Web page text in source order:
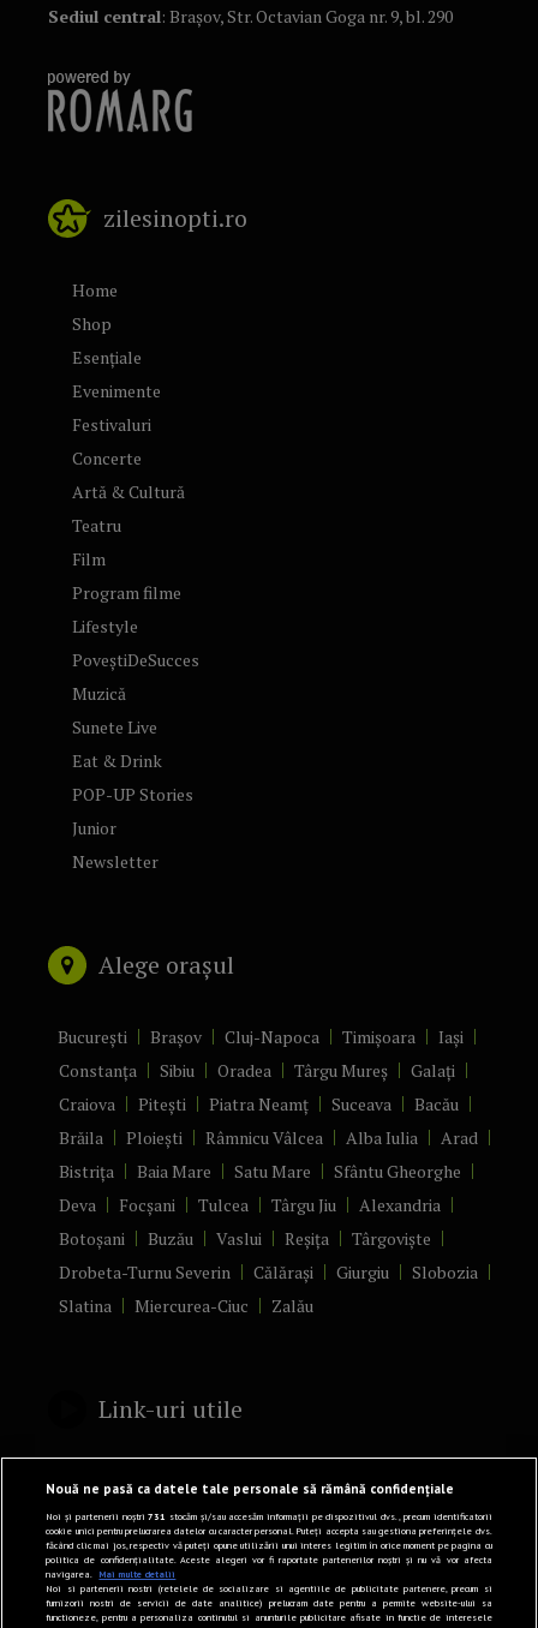
Sediul central: Brașov, Str. Octavian Goga nr. 9, bl. 290
zilesinopti.ro
Home
Shop
Esențiale
Evenimente
Festivaluri
Concerte
Artă & Cultură
Teatru
Film
Program filme
Lifestyle
PoveștiDeSucces
Muzică
Sunete Live
Eat & Drink
POP-UP Stories
Junior
Newsletter
Alege orașul
București Brașov Cluj-Napoca Timișoara
Iași
Constanța
Sibiu Oradea Târgu Mureș
Galați
Craiova
Pitești Piatra Neamț Suceava
Bacău
Brăila
Ploiești Râmnicu Vâlcea Alba Iulia
Arad
Bistrița
Baia Mare Satu Mare
Sfântu Gheorghe
Deva
Focșani Tulcea Târgu Jiu
Alexandria
Botoșani
Buzău Vaslui Reșița
Târgoviște
Drobeta-Turnu Severin
Călărași Giurgiu
Slobozia
Slatina
Miercurea-Ciuc Zalău
Link-uri utile
Politică de confidențialitate
Termeni și Condiții
Mediakit Zile si Nopti
Contact
Nouă ne pasă ca datele tale personale să rămână confidențiale
Noi și partenerii noștri731 stocăm și/sau accesăm informații pe dispozitivul dvs., precum identificatorii
cookie unici pentru prelucrarea datelor cu caracter personal. Puteți accepta sau gestiona preferințele dvs.
făcând clic mai jos, respectiv vă puteți opune utilizării unui interes legitim în orice moment pe pagina cu
politica de confidențialitate. Aceste alegeri vor fi raportate partenerilor noștri și nu vă vor afecta
navigarea. Mai multe detalii
Noi si partenerii nostri (retelele de socializare si agentiile de publicitate partenere, precum si
furnizorii nostri de servicii de date analitice) prelucram date pentru a permite website-ului sa
functioneze, pentru a personaliza continutul si anunturile publicitare afisate in functie de interesele